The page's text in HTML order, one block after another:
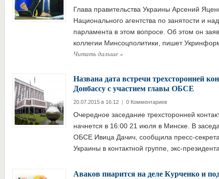
Глава правительства Украины Арсений
Национального агентства по занятости и
парламента в этом вопросе. Об этом он
коллегии Минсоцполитики, пишет
Читать дальше»
Названа дата встречи трехсторонней
Донбассу с участием главы ОБСЕ
20.07.2015 в 16:12 | 0 Комментариев
Очередное заседание трехсторонней
начнется в 16:00 21 июля в Минске. В
ОБСЕ Ивица Дачич, сообщила пресс-
Украины в контактной группе, экс-
Аваков пиарится на деле Курченко и